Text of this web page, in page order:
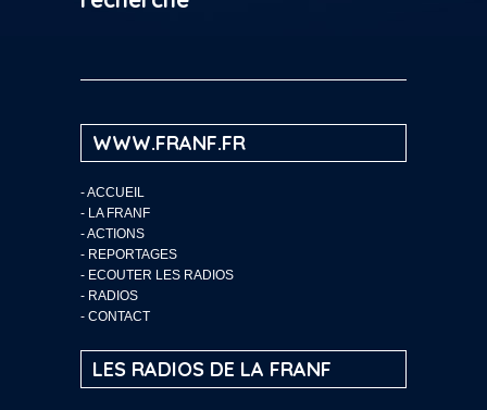
WWW.FRANF.FR
-ACCUEIL
- LA FRANF
-ACTIONS
- REPORTAGES
- ECOUTER LES RADIOS
- RADIOS
- CONTACT
LES RADIOS DE LA FRANF